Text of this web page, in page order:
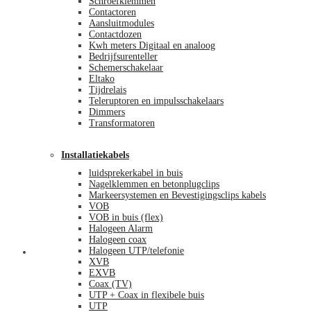
Mijn account
Contactoren
Aansluitmodules
Contactdozen
Kwh meters Digitaal en analoog
Bedrijfsurenteller
Schemerschakelaar
Eltako
Tijdrelais
Teleruptoren en impulsschakelaars
Dimmers
Transformatoren
Installatiekabels
luidsprekerkabel in buis
Nagelklemmen en betonplugclips
Markeersystemen en Bevestigingsclips kabels
VOB
VOB in buis (flex)
Halogeen Alarm
Halogeen coax
Halogeen UTP/telefonie
XVB
EXVB
Coax (TV)
UTP + Coax in flexibele buis
UTP